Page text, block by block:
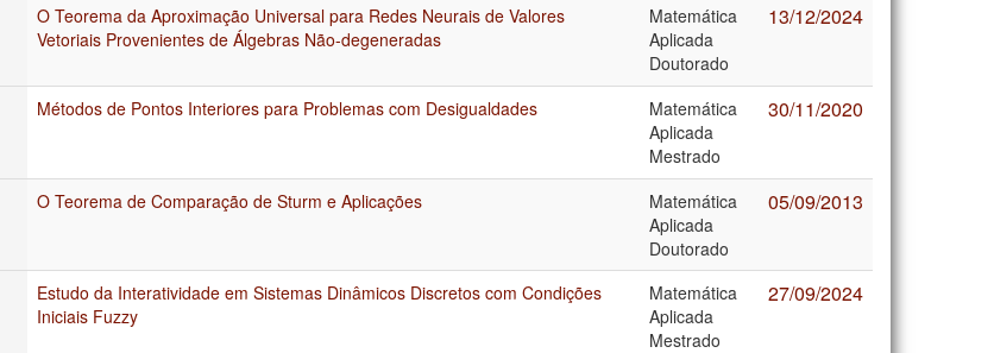
O Teorema da Aproximação Universal para Redes Neurais de Valores
Vetoriais Provenientes de Álgebras Não-degeneradas
Matemática
Aplicada
Doutorado
13/12/2024
Métodos de Pontos Interiores para Problemas com Desigualdades
Matemática
Aplicada
Mestrado
30/11/2020
O Teorema de Comparação de Sturm e Aplicações
Matemática
Aplicada
Doutorado
05/09/2013
Estudo da Interatividade em Sistemas Dinâmicos Discretos com Condições
Iniciais Fuzzy
Matemática
Aplicada
Mestrado
27/09/2024